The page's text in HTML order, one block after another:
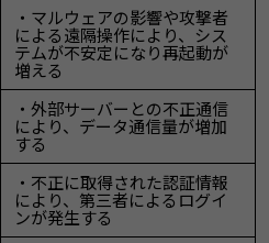
・マルウェアの影響や攻撃者
による遠隔操作により、シス
テムが不安定になり再起動が
増える
・外部サーバーとの不正通信
により、データ通信量が増加
する
・不正に取得された認証情報
により、第三者によるログイ
ンが発生する